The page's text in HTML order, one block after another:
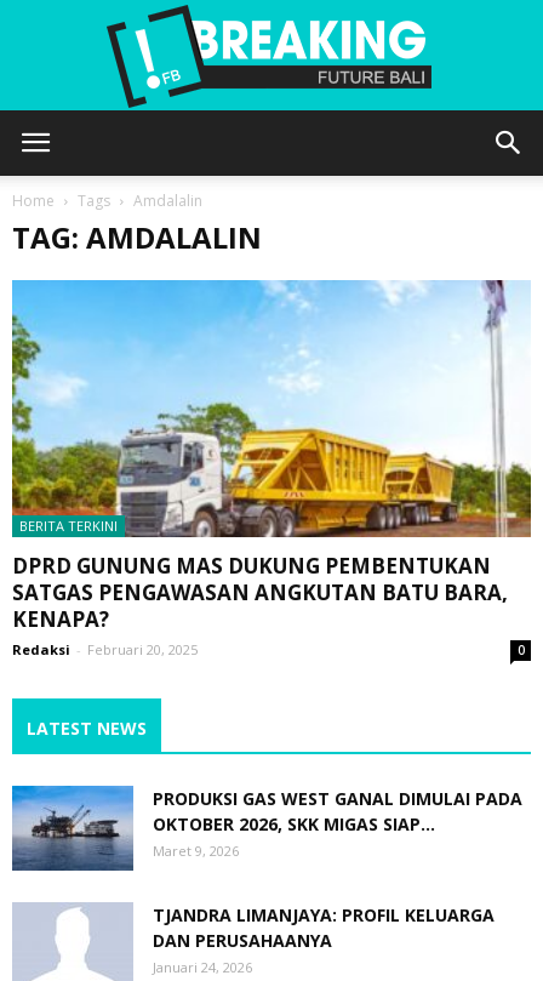
Home Tags Amdalalin
TAG: AMDALALIN
BERITA TERKINI
DPRD GUNUNG MAS DUKUNG PEMBENTUKAN
SATGAS PENGAWASAN ANGKUTAN BATU BARA,
KENAPA?
Redaksi - Februari 20, 2025 0
LATEST NEWS
PRODUKSI GAS WEST GANAL DIMULAI PADA
OKTOBER 2026, SKK MIGAS SIAP...
Maret 9, 2026
TJANDRA LIMANJAYA: PROFIL KELUARGA
DAN PERUSAHAANYA
Januari 24, 2026